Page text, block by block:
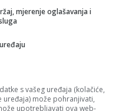
mjerenje oglašavanja i
s vašeg uređaja (kolačiće,
može pohranjivati,
upotrebljavati ova web-